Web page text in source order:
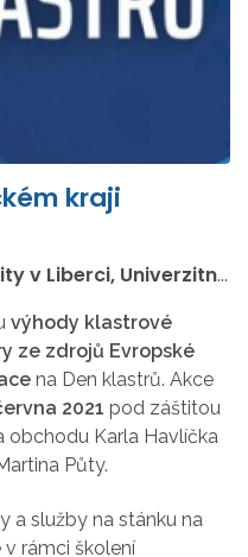
kraji
Univerzitní náměstí 1410/1
výhody klastrové
ze zdrojů Evropské
na Den klastrů. Akce
2021 pod záštitou
obchodu Karla Havlíčka
Půty.
a služby na stánku na
rámci školení